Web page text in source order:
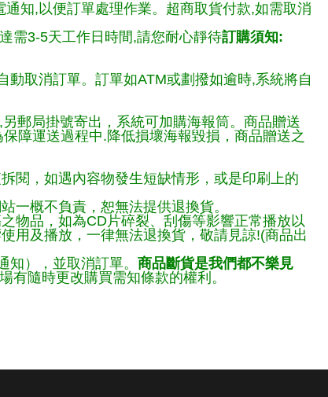
知,以便訂單處理作業。超商取貨付款,如需取消
需3-5天工作日時間,請您耐心靜待訂購須知:
動取消訂單。訂單如ATM或劃撥如逾時,系統將自
郵局掛號寄出，系統可加購海報筒。商品贈送
障運送過程中.降低損壞海報毀損，商品贈送之
閱，如遇內容物發生短缺情形，或是印刷上的
一概不負責，恕無法提供退換貨。
物品，如為CD片碎裂、刮傷等影響正常播放以
用及播放，一律無法退換貨，敬請見諒!(商品出
），並取消訂單。 商品斷貨是我們都不樂見
有隨時更改購買需知條款的權利。